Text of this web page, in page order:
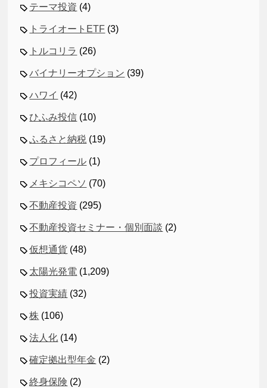
テーマ投資 (4)
トライオートETF (3)
トルコリラ (26)
バイナリーオプション (39)
ハワイ (42)
ひふみ投信 (10)
ふるさと納税 (19)
プロフィール (1)
メキシコペソ (70)
不動産投資 (295)
不動産投資セミナー・個別面談 (2)
仮想通貨 (48)
太陽光発電 (1,209)
投資実績 (32)
株 (106)
法人化 (14)
確定拠出型年金 (2)
終身保険 (2)